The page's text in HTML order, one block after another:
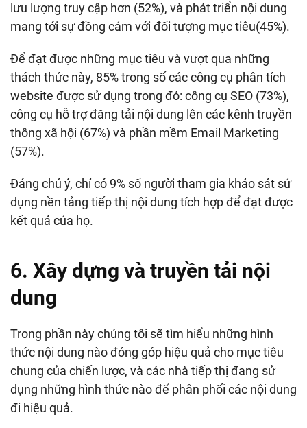
lưu lượng truy cập hơn (52%), và phát triển nội dung
mang tới sự đồng cảm với đối tượng mục tiêu(45%).
Để đạt được những mục tiêu và vượt qua những
thách thức này, 85% trong số các công cụ phân tích
website được sử dụng trong đó: công cụ SEO (73%),
công cụ hỗ trợ đăng tải nội dung lên các kênh truyền
thông xã hội (67%) và phần mềm Email Marketing
(57%).
Đáng chú ý, chỉ có 9% số người tham gia khảo sát sử
dụng nền tảng tiếp thị nội dung tích hợp để đạt được
kết quả của họ.
6. Xây dựng và truyền tải nội
dung
Trong phần này chúng tôi sẽ tìm hiểu những hình
thức nội dung nào đóng góp hiệu quả cho mục tiêu
chung của chiến lược, và các nhà tiếp thị đang sử
dụng những hình thức nào để phân phối các nội dung
đi hiệu quả.